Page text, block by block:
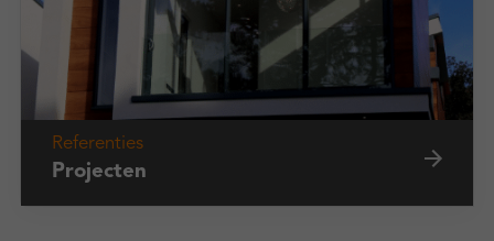
Referenties
Projecten